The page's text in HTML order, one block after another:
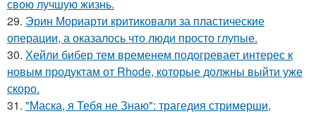
свою лучшую жизнь.
29. Эрин Мориарти критиковали за пластические
операции, а оказалось что люди просто глупые.
30. Хейли бибер тем временем подогревает интерес к
новым продуктам от Rhode, которые должны выйти уже
скоро.
31. "Маска, я Тебя не Знаю": трагедия стримерши,